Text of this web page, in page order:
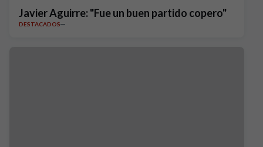
Javier Aguirre: "Fue un buen partido copero"
DESTACADOS